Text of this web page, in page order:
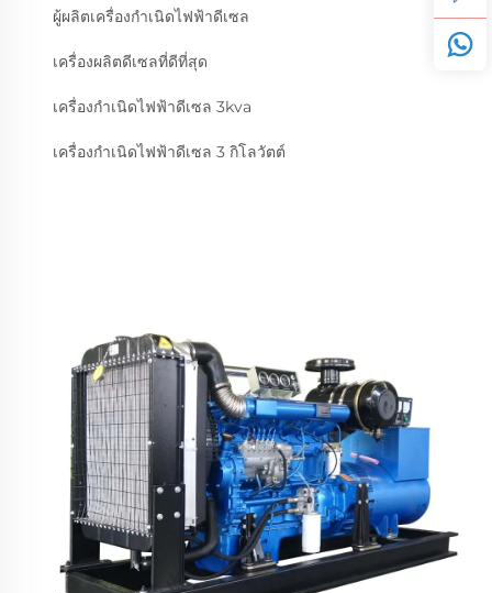
ผู้ผลิตเครื่องกำเนิดไฟฟ้าดีเซล
เครื่องผลิตดีเซลที่ดีที่สุด
เครื่องกำเนิดไฟฟ้าดีเซล 3kva
เครื่องกำเนิดไฟฟ้าดีเซล 3 กิโลวัตต์